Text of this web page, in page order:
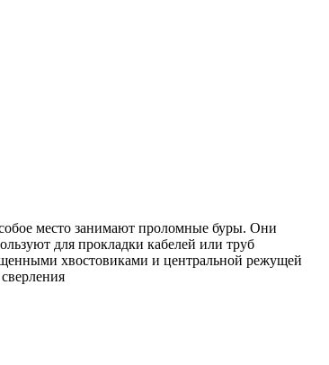
место занимают проломные буры. Они
для прокладки кабелей или труб
хвостовиками и центральной режущей